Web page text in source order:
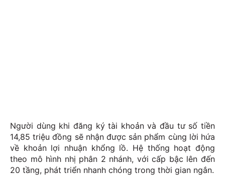
Người dùng khi đăng ký tài khoản và đầu tư số tiền
14,85 triệu đồng sẽ nhận được sản phẩm cùng lời hứa
về khoản lợi nhuận khổng lồ. Hệ thống hoạt động
theo mô hình nhị phân 2 nhánh, với cấp bậc lên đến
20 tầng, phát triển nhanh chóng trong thời gian ngắn.